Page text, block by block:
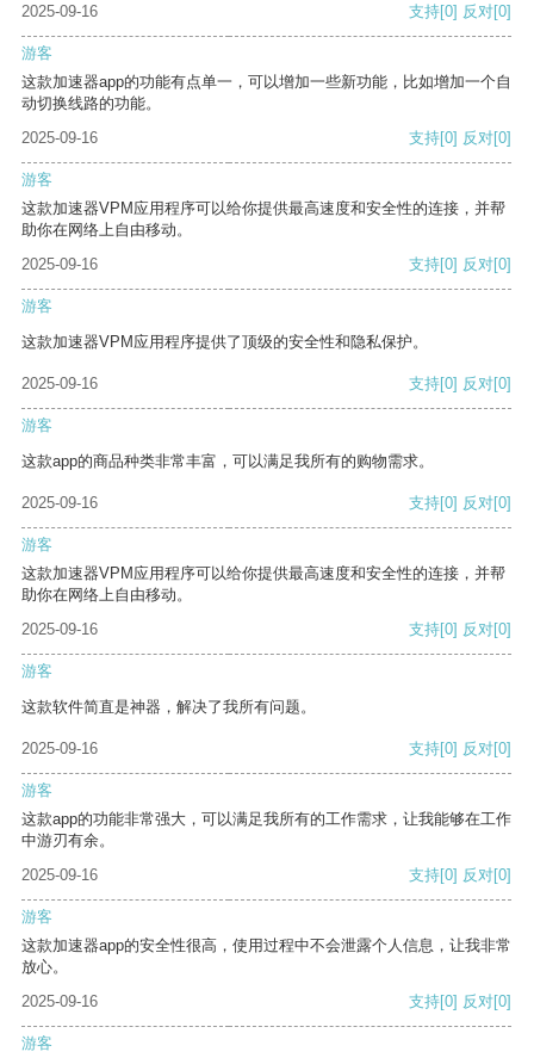
2025-09-16
支持[0] 反对[0]
游客
这款加速器app的功能有点单一，可以增加一些新功能，比如增加一个自
动切换线路的功能。
2025-09-16
支持[0] 反对[0]
游客
这款加速器VPM应用程序可以给你提供最高速度和安全性的连接，并帮
助你在网络上自由移动。
2025-09-16
支持[0] 反对[0]
游客
这款加速器VPM应用程序提供了顶级的安全性和隐私保护。
2025-09-16 支持[0] 反对[0]
游客
这款app的商品种类非常丰富，可以满足我所有的购物需求。
2025-09-16 支持[0] 反对[0]
游客
这款加速器VPM应用程序可以给你提供最高速度和安全性的连接，并帮
助你在网络上自由移动。
2025-09-16
支持[0] 反对[0]
游客
这款软件简直是神器，解决了我所有问题。
2025-09-16 支持[0] 反对[0]
游客
这款app的功能非常强大，可以满足我所有的工作需求，让我能够在工作
中游刃有余。
2025-09-16
支持[0] 反对[0]
游客
这款加速器app的安全性很高，使用过程中不会泄露个人信息，让我非常
放心。
2025-09-16
支持[0] 反对[0]
游客